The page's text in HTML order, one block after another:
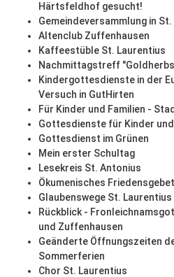
Härtsfeldhof gesucht!
Gemeindeversammlung in
Altenclub Zuffenhausen
Kaffeestüble St. Laurentius
Nachmittagstreff
Kindergottesdienste in der
Versuch in GutHirten
Für Kinder und Familien -
Gottesdienste für Kinder und
Gottesdienst im Grünen
Mein erster Schultag
Lesekreis St. Antonius
Ökumenisches Friedensgebet
Glaubenswege St. Laurentius
Rückblick -
und Zuffenhausen
Geänderte Öffnungszeiten
Sommerferien
Chor St. Laurentius